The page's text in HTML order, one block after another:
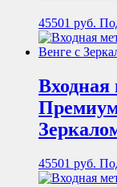
45501 руб.
Входная
45501 руб.